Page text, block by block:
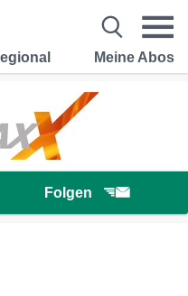
Meine Abos
Folgen